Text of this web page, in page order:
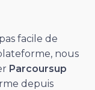
facile de
nous
Parcoursup
depuis